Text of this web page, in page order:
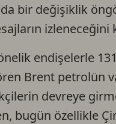
bir değişiklik
izleneceğini
endişelerle
Brent petrolün
devreye
bugün özellikle